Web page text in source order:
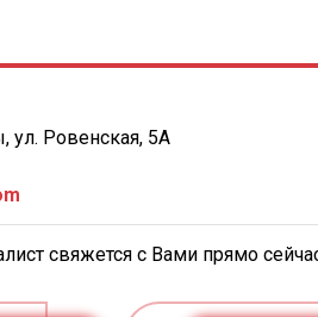
ул. Ровенская, 5А
свяжется с Вами прямо